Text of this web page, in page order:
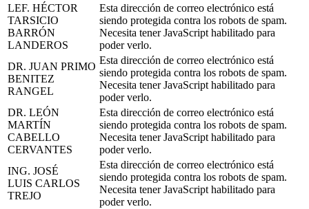
LEF. HÉCTOR
TARSICIO
BARRÓN
LANDEROS
Esta dirección de correo electrónico está
siendo protegida contra los robots de spam.
Necesita tener JavaScript habilitado para
poder verlo.
DR. JUAN PRIMO
BENITEZ
RANGEL
Esta dirección de correo electrónico está
siendo protegida contra los robots de spam.
Necesita tener JavaScript habilitado para
poder verlo.
DR. LEÓN
MARTÍN
CABELLO
CERVANTES
Esta dirección de correo electrónico está
siendo protegida contra los robots de spam.
Necesita tener JavaScript habilitado para
poder verlo.
ING. JOSÉ
LUIS CARLOS
TREJO
Esta dirección de correo electrónico está
siendo protegida contra los robots de spam.
Necesita tener JavaScript habilitado para
poder verlo.